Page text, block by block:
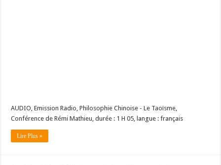
AUDIO, Emission Radio, Philosophie Chinoise - Le Taoïsme,
Conférence de Rémi Mathieu, durée : 1 H 05, langue : français
Lire Plus »